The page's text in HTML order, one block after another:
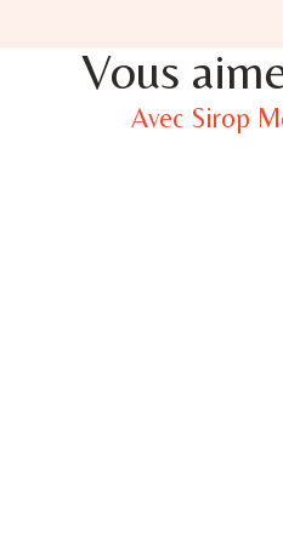
Vous
Avec Sirop